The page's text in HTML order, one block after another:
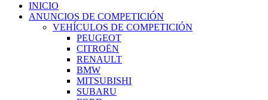
INICIO
ANUNCIOS DE COMPETICIÓN
VEHÍCULOS DE COMPETICIÓN
PEUGEOT
CITROËN
RENAULT
BMW
MITSUBISHI
SUBARU